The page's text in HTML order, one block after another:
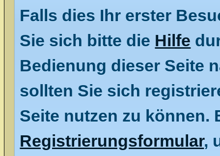
Falls dies Ihr erster
Sie sich bitte die Hilfe
Bedienung dieser Seite
sollten Sie sich
Seite nutzen zu können.
Registrierungsformular,